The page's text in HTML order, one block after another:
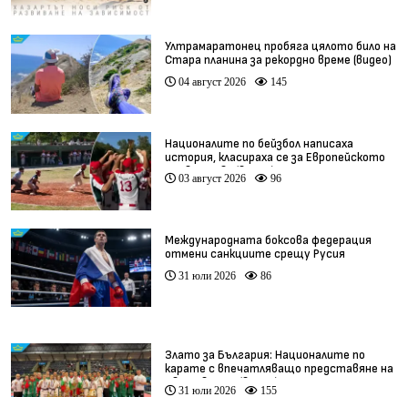
Ултрамаратонец пробяга цялото било на
Стара планина за рекордно време (видео)
04 август 2026 145
Националите по бейзбол написаха
история, класираха се за Европейското
първенство (видео)
03 август 2026 96
Международната боксова федерация
отмени санкциите срещу Русия
31 юли 2026 86
Злато за България: Националите по
карате с впечатляващо представяне на
Световното (видео)
31 юли 2026 155